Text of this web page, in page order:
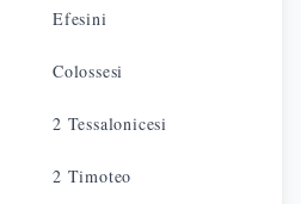
Efesini
Colossesi
2 Tessalonicesi
2 Timoteo